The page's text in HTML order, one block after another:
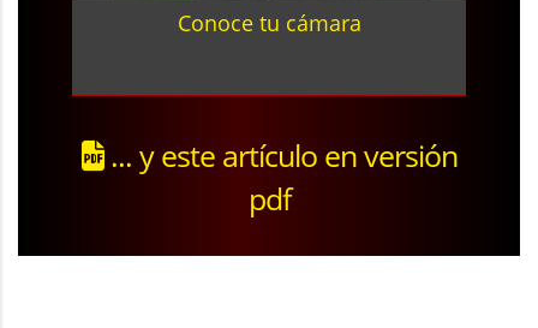
Conoce tu cámara
... y este artículo en versión
pdf